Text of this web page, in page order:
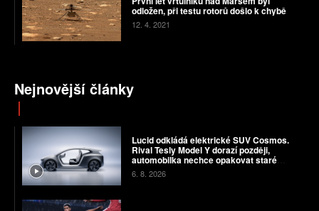
odložen, při testu rotorů došlo k chybě
12. 4. 2021
Nejnovější články
Lucid odkládá elektrické SUV Cosmos.
Rival Tesly Model Y dorazí později,
automobilka nechce opakovat staré
chyby
6. 8. 2026